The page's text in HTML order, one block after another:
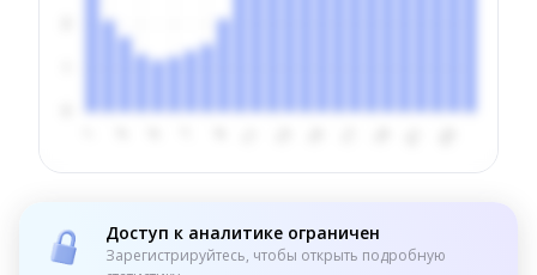
Доступ к аналитике ограничен
Зарегистрируйтесь, чтобы открыть подробную